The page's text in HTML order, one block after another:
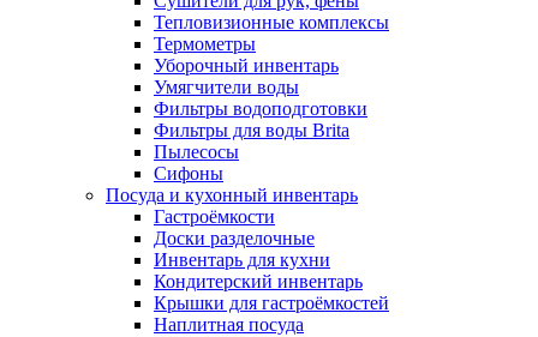
Тепловизионные комплексы
Термометры
Уборочный инвентарь
Умягчители воды
Фильтры водоподготовки
Фильтры для воды Brita
Пылесосы
Сифоны
Посуда и кухонный инвентарь
Гастроёмкости
Доски разделочные
Инвентарь для кухни
Кондитерский инвентарь
Крышки для гастроёмкостей
Наплитная посуда